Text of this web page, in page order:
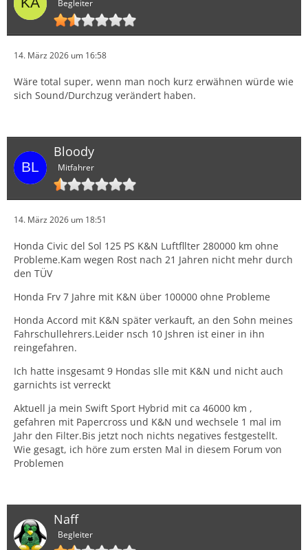
Begleiter
14. März 2026 um 16:58
Wäre total super, wenn man noch kurz erwähnen würde wie
sich Sound/Durchzug verändert haben.
Bloody
Mitfahrer
14. März 2026 um 18:51
Honda Civic del Sol 125 PS K&N Luftfllter 280000 km ohne
Probleme.Kam wegen Rost nach 21 Jahren nicht mehr durch
den TÜV
Honda Frv 7 Jahre mit K&N über 100000 ohne Probleme
Honda Accord mit K&N später verkauft, an den Sohn meines
Fahrschullehrers.Leider nsch 10 Jshren ist einer in ihn
reingefahren.
Ich hatte insgesamt 9 Hondas slle mit K&N und nicht auch
garnichts ist verreckt
Aktuell ja mein Swift Sport Hybrid mit ca 46000 km ,
gefahren mit Papercross und K&N und wechsele 1 mal im
Jahr den Filter.Bis jetzt noch nichts negatives festgestellt.
Wie gesagt, ich höre zum ersten Mal in diesem Forum von
Problemen
Naff
Begleiter